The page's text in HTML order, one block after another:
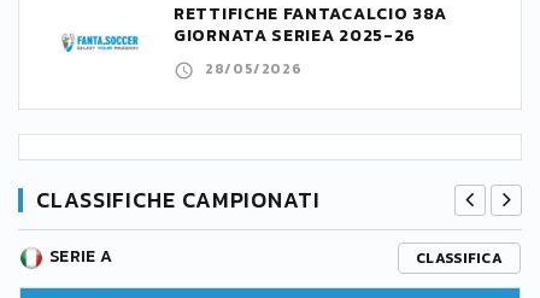
RETTIFICHE FANTACALCIO 38A
GIORNATA SERIEA 2025-26
28/05/2026
CLASSIFICHE CAMPIONATI
SERIE A CLASSIFICA